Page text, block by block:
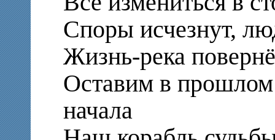
Споры исчезнут,
Жизнь-река
Оставим в
начала